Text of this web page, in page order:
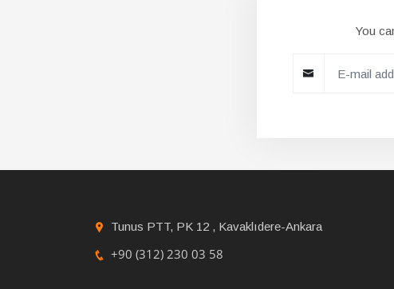
You
Tunus PTT, PK 12 , Kavaklıdere-Ankara
+90 (312) 230 03 58